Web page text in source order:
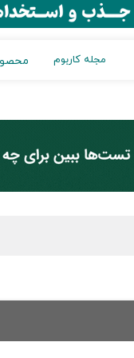
مجله کاربوم